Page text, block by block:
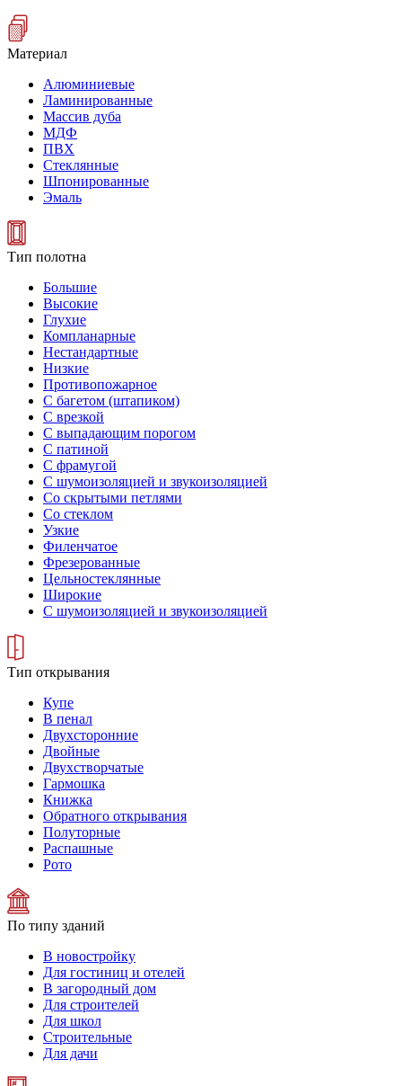
Материал
Алюминиевые
Ламинированные
Массив дуба
МДФ
ПВХ
Стеклянные
Шпонированные
Эмаль
Тип полотна
Большие
Высокие
Глухие
Компланарные
Нестандартные
Низкие
Противопожарное
С багетом (штапиком)
С врезкой
С выпадающим порогом
С патиной
С фрамугой
С шумоизоляцией и звукоизоляцией
Со скрытыми петлями
Со стеклом
Узкие
Филенчатое
Фрезерованные
Цельностеклянные
Широкие
С шумоизоляцией и звукоизоляцией
Тип открывания
Купе
В пенал
Двухсторонние
Двойные
Двухстворчатые
Гармошка
Книжка
Обратного открывания
Полуторные
Распашные
Рото
По типу зданий
В новостройку
Для гостиниц и отелей
В загородный дом
Для строителей
Для школ
Строительные
Для дачи